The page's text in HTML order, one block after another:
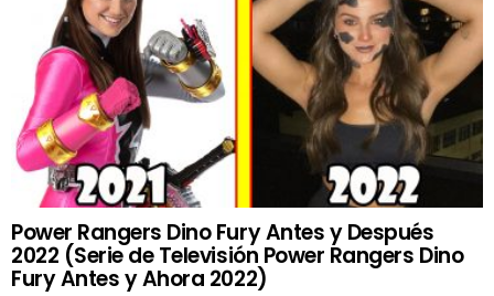
Power Rangers Dino Fury Antes y Después
2022 (Serie de Televisión Power Rangers Dino
Fury Antes y Ahora 2022)